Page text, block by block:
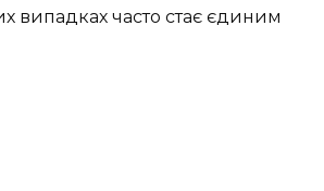
випадках часто стає єдиним